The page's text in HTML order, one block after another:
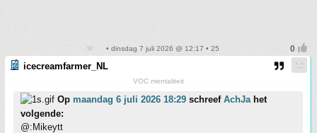
• dinsdag 7 juli 2026 @ 12:17 • 25
icecreamfarmer_NL
VOC mentaliteit
Op maandag 6 juli 2026 18:29 schreef AchJa het
volgende:
@:Mikeytt